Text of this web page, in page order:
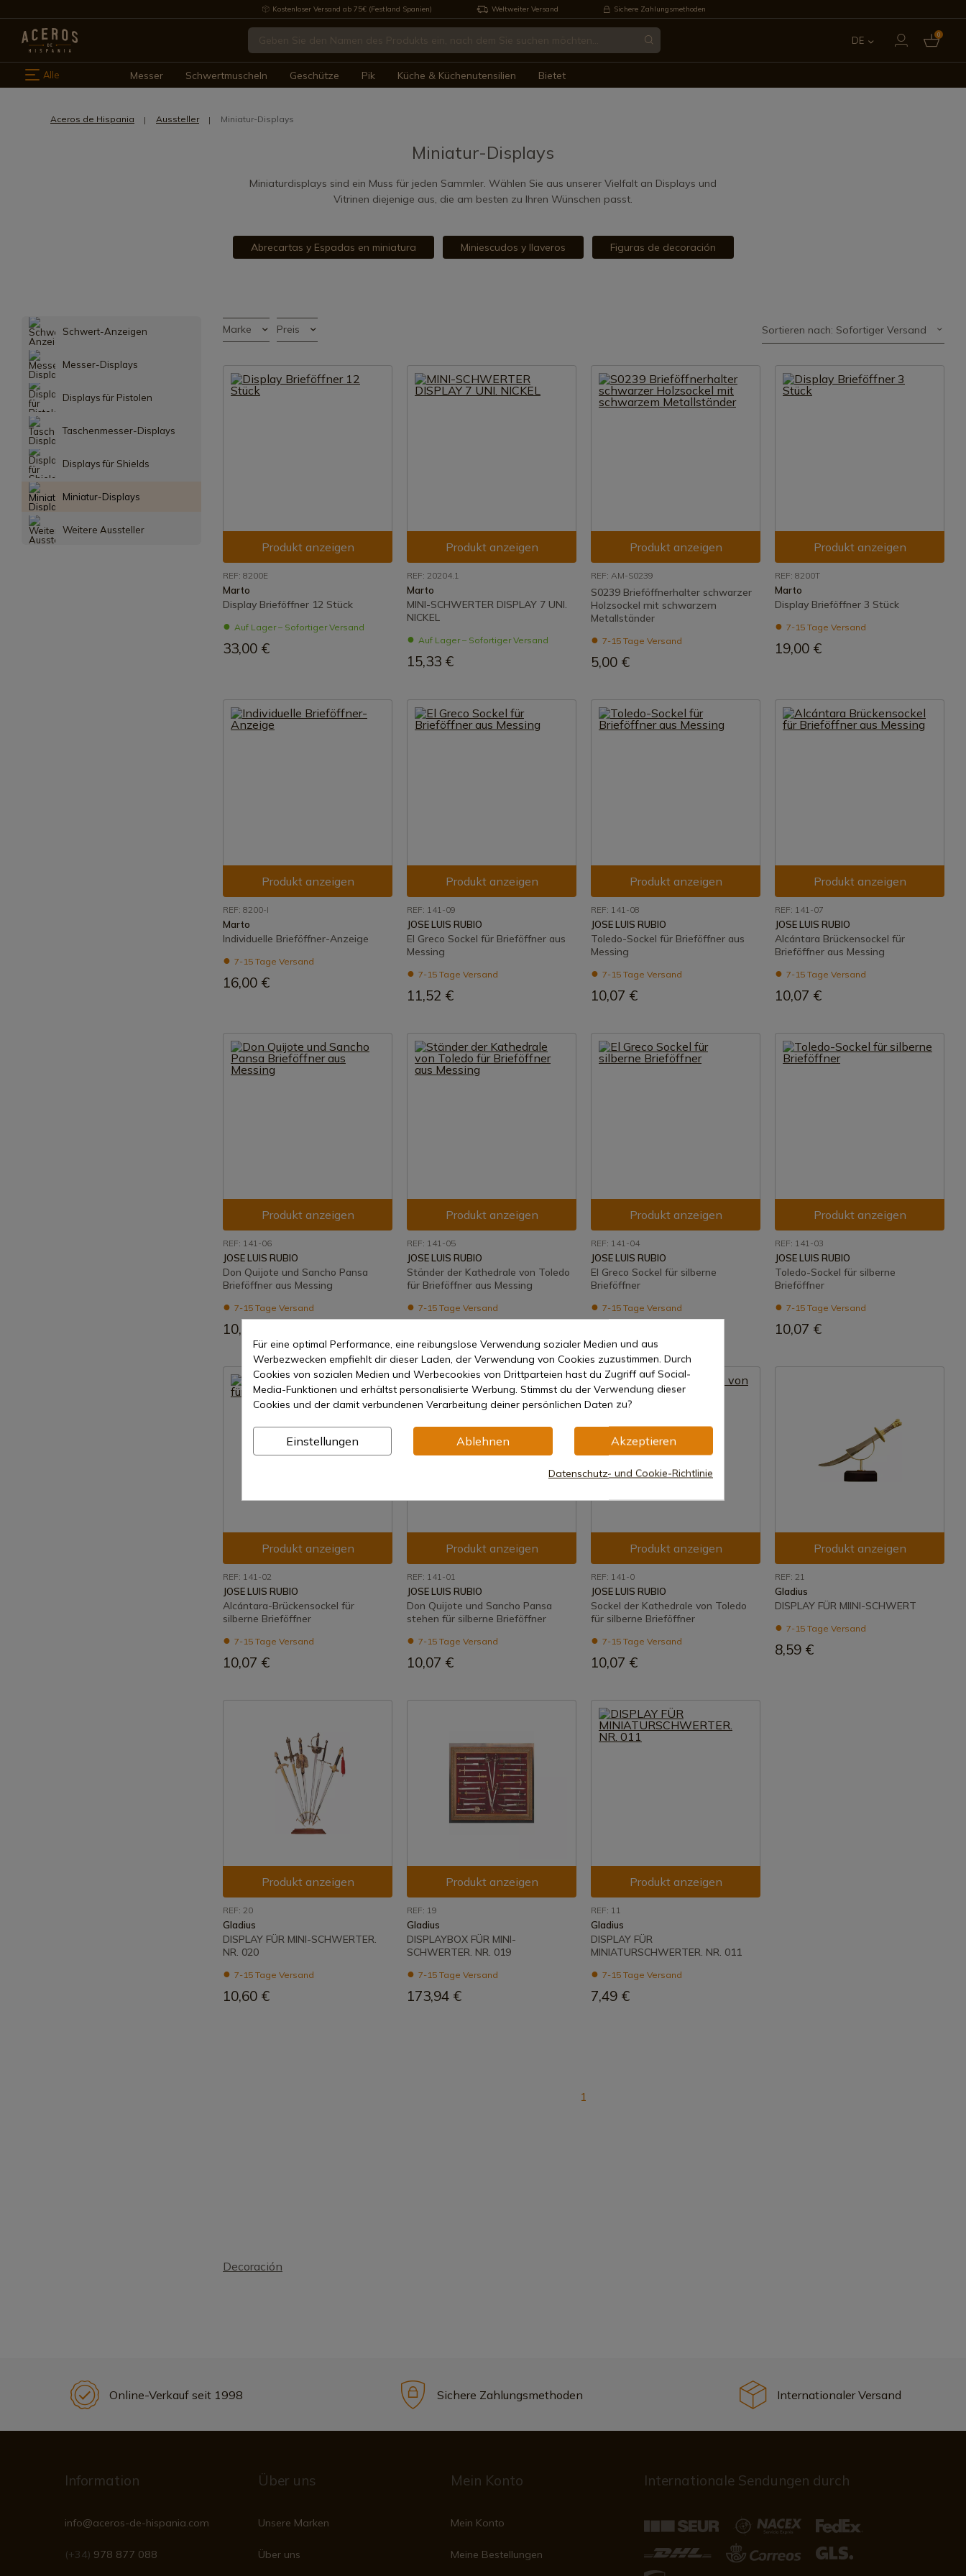
Kostenloser Versand ab 75€ (Festland Spanien) Weltweiter Versand Sichere Zahlungsmethoden
DE 0
Alle Messer Schwertmuscheln Geschütze Pik Küche & Küchenutensilien Bietet
Aceros de Hispania Aussteller Miniatur-Displays
Miniatur-Displays
Miniaturdisplays sind ein Muss für jeden Sammler. Wählen Sie aus unserer Vielfalt an Displays und
Vitrinen diejenige aus, die am besten zu Ihren Wünschen passt.
Abrecartas y Espadas en miniatura Miniescudos y llaveros Figuras de decoración
Schwert-Anzeigen
Messer-Displays
Displays für Pistolen
Taschenmesser-Displays
Displays für Shields
Miniatur-Displays
Weitere Aussteller
Marke Preis Sortieren nach: Sofortiger Versand
Produkt anzeigen
REF: 8200E
Marto
Display Brieföffner 12 Stück
Auf Lager – Sofortiger Versand
33,00 €
Produkt anzeigen
REF: 20204.1
Marto
MINI-SCHWERTER DISPLAY 7 UNI.
NICKEL
Auf Lager – Sofortiger Versand
15,33 €
Produkt anzeigen
REF: AM-S0239
S0239 Brieföffnerhalter schwarzer
Holzsockel mit schwarzem
Metallständer
7-15 Tage Versand
5,00 €
Produkt anzeigen
REF: 8200T
Marto
Display Brieföffner 3 Stück
7-15 Tage Versand
19,00 €
Produkt anzeigen
REF: 8200-I
Marto
Individuelle Brieföffner-Anzeige
7-15 Tage Versand
16,00 €
Produkt anzeigen
REF: 141-09
JOSE LUIS RUBIO
El Greco Sockel für Brieföffner aus
Messing
7-15 Tage Versand
11,52 €
Produkt anzeigen
REF: 141-08
JOSE LUIS RUBIO
Toledo-Sockel für Brieföffner aus
Messing
7-15 Tage Versand
10,07 €
Produkt anzeigen
REF: 141-07
JOSE LUIS RUBIO
Alcántara Brückensockel für
Brieföffner aus Messing
7-15 Tage Versand
10,07 €
Produkt anzeigen
REF: 141-06
JOSE LUIS RUBIO
Don Quijote und Sancho Pansa
Brieföffner aus Messing
7-15 Tage Versand
10,07 €
Produkt anzeigen
REF: 141-05
JOSE LUIS RUBIO
Ständer der Kathedrale von Toledo
für Brieföffner aus Messing
7-15 Tage Versand
Produkt anzeigen
REF: 141-04
JOSE LUIS RUBIO
El Greco Sockel für silberne
Brieföffner
7-15 Tage Versand
Produkt anzeigen
REF: 141-03
JOSE LUIS RUBIO
Toledo-Sockel für silberne
Brieföffner
7-15 Tage Versand
10,07 €
Produkt anzeigen
REF: 141-02
JOSE LUIS RUBIO
Alcántara-Brückensockel für
silberne Brieföffner
7-15 Tage Versand
10,07 €
Produkt anzeigen
REF: 141-01
JOSE LUIS RUBIO
Don Quijote und Sancho Pansa
stehen für silberne Brieföffner
7-15 Tage Versand
10,07 €
Produkt anzeigen
REF: 141-0
JOSE LUIS RUBIO
Sockel der Kathedrale von Toledo
für silberne Brieföffner
7-15 Tage Versand
10,07 €
Produkt anzeigen
REF: 21
Gladius
DISPLAY FÜR MIINI-SCHWERT
7-15 Tage Versand
8,59 €
Produkt anzeigen
REF: 20
Gladius
DISPLAY FÜR MINI-SCHWERTER.
NR. 020
7-15 Tage Versand
10,60 €
Produkt anzeigen
REF: 19
Gladius
DISPLAYBOX FÜR MINI-
SCHWERTER. NR. 019
7-15 Tage Versand
173,94 €
Produkt anzeigen
REF: 11
Gladius
DISPLAY FÜR
MINIATURSCHWERTER. NR. 011
7-15 Tage Versand
7,49 €
1
Decoración
Online-Verkauf seit 1998 Sichere Zahlungsmethoden Internationaler Versand
Information
info@aceros-de-hispania.com
(+34) 978 877 088
Über uns
Unsere Marken
Über uns
Mein Konto
Mein Konto
Meine Bestellungen
Internationale Sendungen durch
Für eine optimal Performance, eine reibungslose Verwendung sozialer Medien und aus
Werbezwecken empfiehlt dir dieser Laden, der Verwendung von Cookies zuzustimmen. Durch
Cookies von sozialen Medien und Werbecookies von Drittparteien hast du Zugriff auf Social-
Media-Funktionen und erhältst personalisierte Werbung. Stimmst du der Verwendung dieser
Cookies und der damit verbundenen Verarbeitung deiner persönlichen Daten zu?
Einstellungen Ablehnen Akzeptieren
Datenschutz- und Cookie-Richtlinie